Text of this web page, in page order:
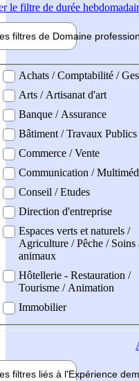
le filtre de durée
filtres de Domaine pro
professionel
Achats / Comptabilité /
Arts / Artisanat d'art
Banque / Assurance
Bâtiment / Travaux Publics
Commerce / Vente
Communication /
Conseil / Etudes
Direction d'entreprise
Espaces verts et naturels /
Agriculture / Pêche / Soins
animaux
Hôtellerie - Restauration /
Tourisme / Animation
Immobilier
filtres liés à l'Expérience